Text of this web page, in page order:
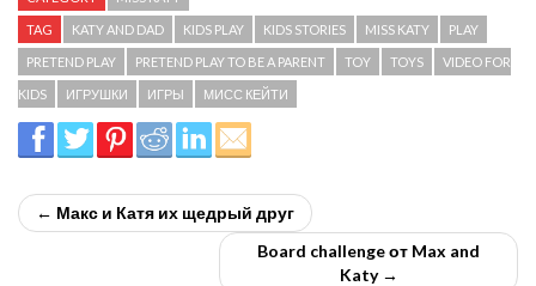
TAG KATY AND DAD KIDS PLAY KIDS STORIES MISS KATY PLAY
PRETEND PLAY PRETEND PLAY TO BE A PARENT TOY TOYS VIDEO FOR
KIDS ИГРУШКИ ИГРЫ МИСС КЕЙТИ
← Макс и Катя их щедрый друг
Board challenge от Max and
Katy →